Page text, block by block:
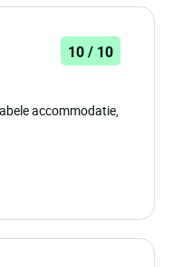
10 / 10
accommodatie,